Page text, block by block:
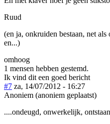
Ruud
(en ja, onkruiden bestaan, net
en...)
omhoog
1 mensen hebben gestemd.
Ik vind dit een goed bericht
#7 za, 14/07/2012 - 16:27
Anoniem (anoniem geplaatst)
....ondeugd, onwerkelijk,